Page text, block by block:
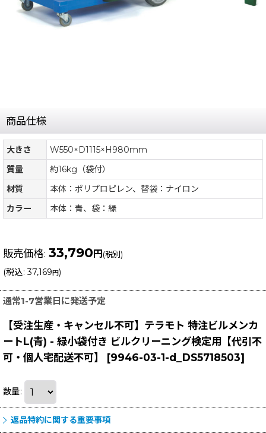
商品仕様
大きさ
W550×D1115×H980mm
質量
約16kg（袋付）
材質
本体：ポリプロピレン、替袋：ナイロン
カラー
本体：青、袋：緑
販売価格: 33,790 円 (税別)
(税込: 37,169 円)
通常1-7営業日に発送予定
【受注生産・キャンセル不可】テラモト 特注ビルメンカ
ートL(青) - 緑小袋付き ビルクリーニング検定用【代引不
可・個人宅配送不可】
[9946-03-1-d_DS5718503]
数量:
返品特約に関する重要事項